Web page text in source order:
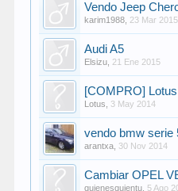
Vendo Jeep
karim1988 23 Mar 2015
Audi A5
Elsizu 21 Ene 2015
[COMPRO]
Lotus 3 May 2014
vendo bmw serie
arantxa 30 Nov 2014
Cambiar OPEL
quienesquientu 5 Ago